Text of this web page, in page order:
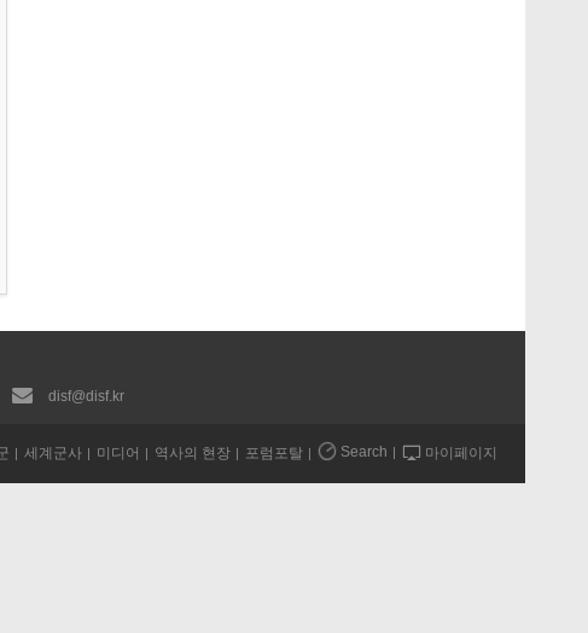
disf@disf.kr
세계군사 미디어 역사의 현장 포럼포탈 Search 마이페이지